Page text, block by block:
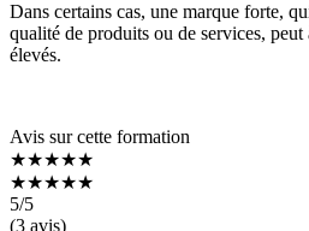
Dans certains cas, une marque forte,
qualité de produits ou de services,
élevés.
Avis sur cette formation
★★★★★
★★★★★
5/5
(3 avis)